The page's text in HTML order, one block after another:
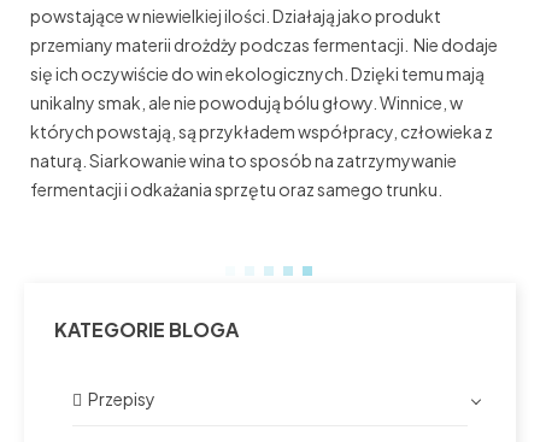
powstające w niewielkiej ilości. Działają jako produkt
przemiany materii drożdży podczas fermentacji. Nie dodaje
się ich oczywiście do win ekologicznych. Dzięki temu mają
unikalny smak, ale nie powodują bólu głowy. Winnice, w
których powstają, są przykładem współpracy, człowieka z
naturą. Siarkowanie wina to sposób na zatrzymywanie
fermentacji i odkażania sprzętu oraz samego trunku.
KATEGORIE BLOGA
Przepisy